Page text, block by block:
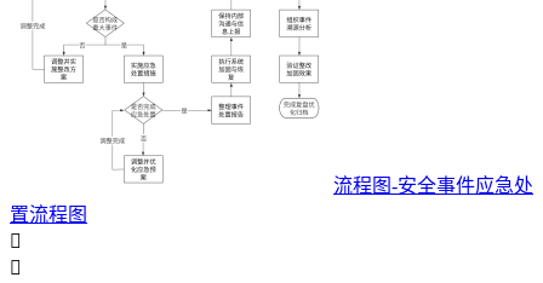
流程图-安全事件应急处
置流程图

